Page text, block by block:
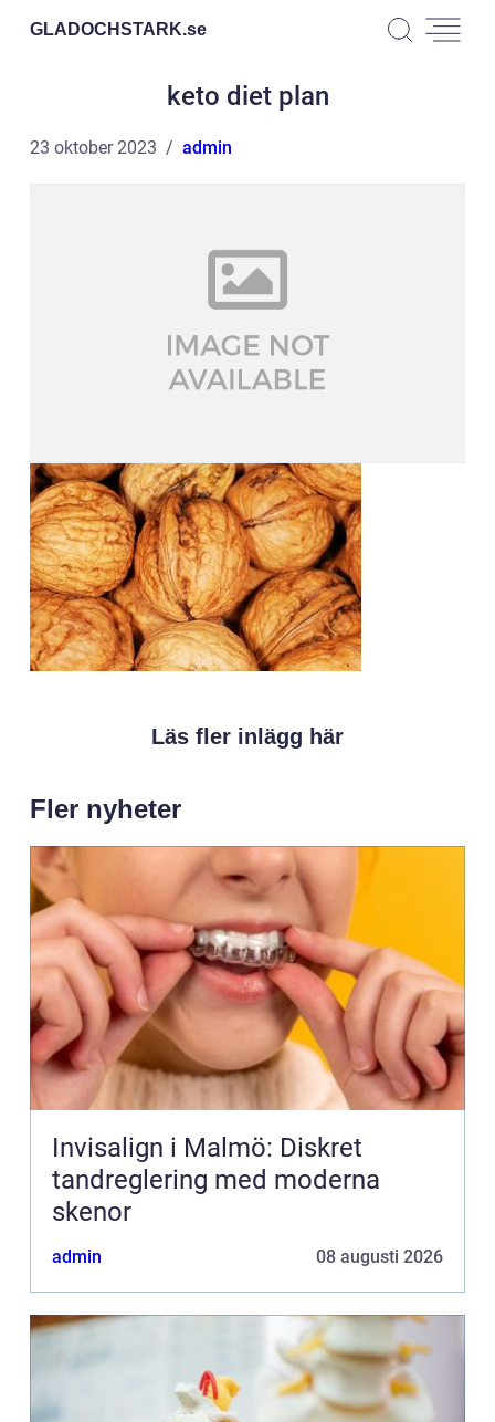
GLADOCHSTARK.se
keto diet plan
23 oktober 2023 admin
Läs fler inlägg här
Fler nyheter
Invisalign i Malmö: Diskret
tandreglering med moderna
skenor
admin 08 augusti 2026